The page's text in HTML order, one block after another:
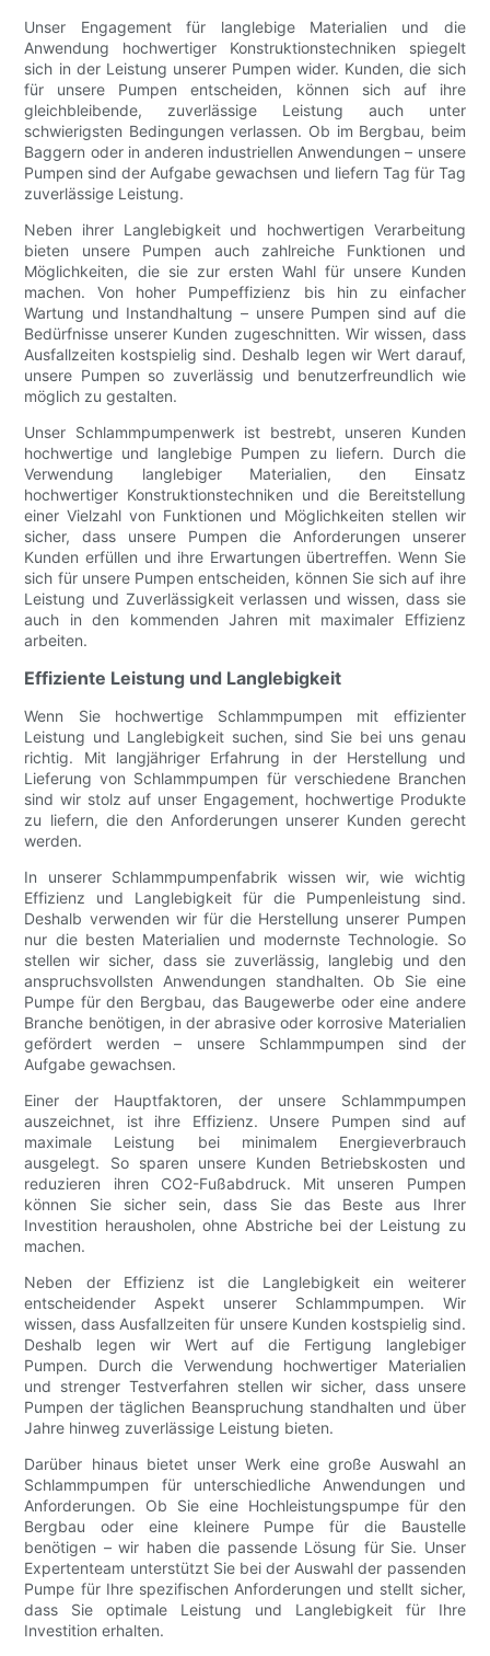
Unser Engagement für langlebige Materialien und die
Anwendung hochwertiger Konstruktionstechniken spiegelt
sich in der Leistung unserer Pumpen wider. Kunden, die sich
für unsere Pumpen entscheiden, können sich auf ihre
gleichbleibende, zuverlässige Leistung auch unter
schwierigsten Bedingungen verlassen. Ob im Bergbau, beim
Baggern oder in anderen industriellen Anwendungen – unsere
Pumpen sind der Aufgabe gewachsen und liefern Tag für Tag
zuverlässige Leistung.
Neben ihrer Langlebigkeit und hochwertigen Verarbeitung
bieten unsere Pumpen auch zahlreiche Funktionen und
Möglichkeiten, die sie zur ersten Wahl für unsere Kunden
machen. Von hoher Pumpeffizienz bis hin zu einfacher
Wartung und Instandhaltung – unsere Pumpen sind auf die
Bedürfnisse unserer Kunden zugeschnitten. Wir wissen, dass
Ausfallzeiten kostspielig sind. Deshalb legen wir Wert darauf,
unsere Pumpen so zuverlässig und benutzerfreundlich wie
möglich zu gestalten.
Unser Schlammpumpenwerk ist bestrebt, unseren Kunden
hochwertige und langlebige Pumpen zu liefern. Durch die
Verwendung langlebiger Materialien, den Einsatz
hochwertiger Konstruktionstechniken und die Bereitstellung
einer Vielzahl von Funktionen und Möglichkeiten stellen wir
sicher, dass unsere Pumpen die Anforderungen unserer
Kunden erfüllen und ihre Erwartungen übertreffen. Wenn Sie
sich für unsere Pumpen entscheiden, können Sie sich auf ihre
Leistung und Zuverlässigkeit verlassen und wissen, dass sie
auch in den kommenden Jahren mit maximaler Effizienz
arbeiten.
Effiziente Leistung und Langlebigkeit
Wenn Sie hochwertige Schlammpumpen mit effizienter
Leistung und Langlebigkeit suchen, sind Sie bei uns genau
richtig. Mit langjähriger Erfahrung in der Herstellung und
Lieferung von Schlammpumpen für verschiedene Branchen
sind wir stolz auf unser Engagement, hochwertige Produkte
zu liefern, die den Anforderungen unserer Kunden gerecht
werden.
In unserer Schlammpumpenfabrik wissen wir, wie wichtig
Effizienz und Langlebigkeit für die Pumpenleistung sind.
Deshalb verwenden wir für die Herstellung unserer Pumpen
nur die besten Materialien und modernste Technologie. So
stellen wir sicher, dass sie zuverlässig, langlebig und den
anspruchsvollsten Anwendungen standhalten. Ob Sie eine
Pumpe für den Bergbau, das Baugewerbe oder eine andere
Branche benötigen, in der abrasive oder korrosive Materialien
gefördert werden – unsere Schlammpumpen sind der
Aufgabe gewachsen.
Einer der Hauptfaktoren, der unsere Schlammpumpen
auszeichnet, ist ihre Effizienz. Unsere Pumpen sind auf
maximale Leistung bei minimalem Energieverbrauch
ausgelegt. So sparen unsere Kunden Betriebskosten und
reduzieren ihren CO2-Fußabdruck. Mit unseren Pumpen
können Sie sicher sein, dass Sie das Beste aus Ihrer
Investition herausholen, ohne Abstriche bei der Leistung zu
machen.
Neben der Effizienz ist die Langlebigkeit ein weiterer
entscheidender Aspekt unserer Schlammpumpen. Wir
wissen, dass Ausfallzeiten für unsere Kunden kostspielig sind.
Deshalb legen wir Wert auf die Fertigung langlebiger
Pumpen. Durch die Verwendung hochwertiger Materialien
und strenger Testverfahren stellen wir sicher, dass unsere
Pumpen der täglichen Beanspruchung standhalten und über
Jahre hinweg zuverlässige Leistung bieten.
Darüber hinaus bietet unser Werk eine große Auswahl an
Schlammpumpen für unterschiedliche Anwendungen und
Anforderungen. Ob Sie eine Hochleistungspumpe für den
Bergbau oder eine kleinere Pumpe für die Baustelle
benötigen – wir haben die passende Lösung für Sie. Unser
Expertenteam unterstützt Sie bei der Auswahl der passenden
Pumpe für Ihre spezifischen Anforderungen und stellt sicher,
dass Sie optimale Leistung und Langlebigkeit für Ihre
Investition erhalten.